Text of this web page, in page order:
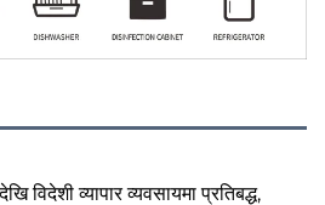
विदेशी व्यापार व्यवसायमा प्रतिबद्ध,